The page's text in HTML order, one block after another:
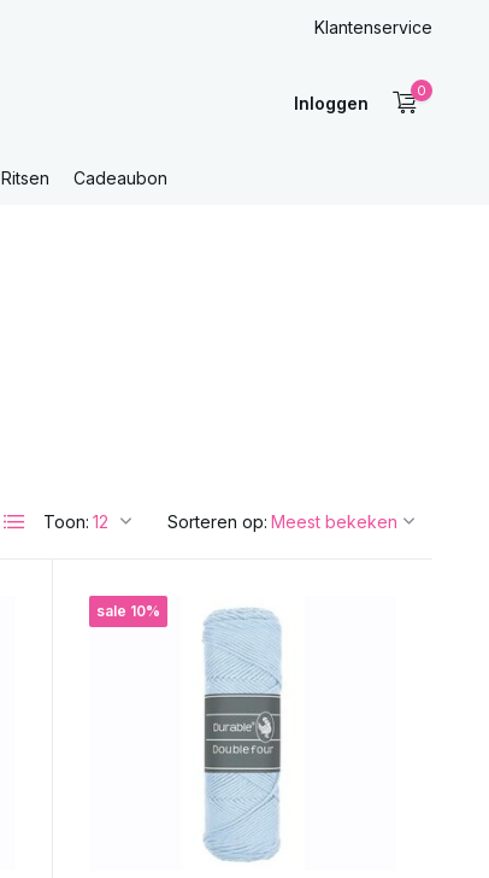
Klantenservice
Inloggen
0
Ritsen Cadeaubon
Toon: Sorteren op:
sale 10%